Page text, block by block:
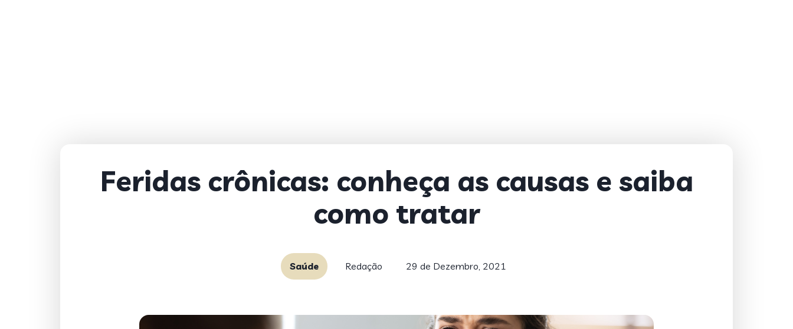
Feridas crônicas: conheça as causas e saiba
como tratar
Saúde Redação 29 de Dezembro, 2021